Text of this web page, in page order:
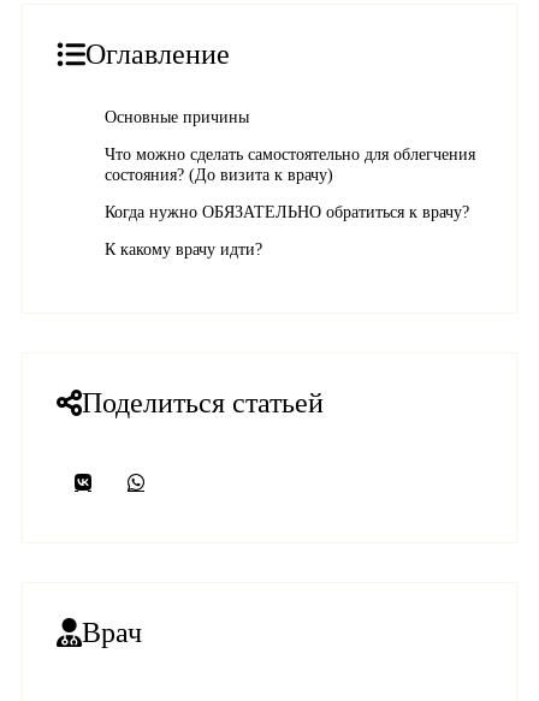
Оглавление
Основные причины
Что можно сделать самостоятельно для облегчения
состояния? (До визита к врачу)
Когда нужно ОБЯЗАТЕЛЬНО обратиться к врачу?
К какому врачу идти?
Поделиться статьей
Врач